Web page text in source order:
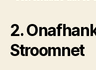
2.
Stroomnet